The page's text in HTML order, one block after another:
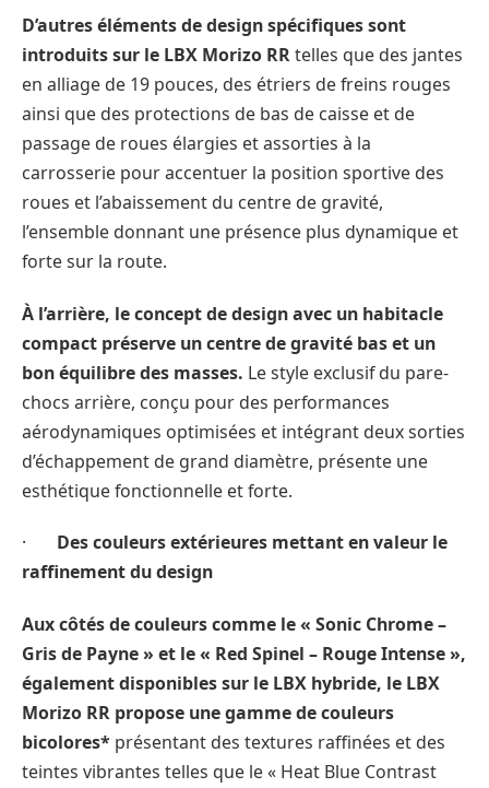
D’autres éléments de design spécifiques sont
introduits sur le LBX Morizo RRtelles que des jantes
en alliage de 19 pouces, des étriers de freins rouges
ainsi que des protections de bas de caisse et de
passage de roues élargies et assorties à la
carrosserie pour accentuer la position sportive des
roues et l’abaissement du centre de gravité,
l’ensemble donnant une présence plus dynamique et
forte sur la route.
À l’arrière, le concept de design avec un habitacle
compact préserve un centre de gravité bas et un
bon équilibre des masses. Le style exclusif du pare-
chocs arrière, conçu pour des performances
aérodynamiques optimisées et intégrant deux sorties
d’échappement de grand diamètre, présente une
esthétique fonctionnelle et forte.
· Des couleurs extérieures mettant en valeur le
raffinement du design
Aux côtés de couleurs comme le « Sonic Chrome –
Gris de Payne » et le « Red Spinel – Rouge Intense »,
également disponibles sur le LBX hybride, le LBX
Morizo RR propose une gamme de couleurs
bicolores* présentant des textures raffinées et des
teintes vibrantes telles que le « Heat Blue Contrast